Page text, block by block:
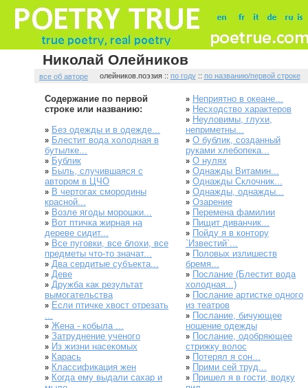
Николай Олейников
все об авторе олейников.поэзия :: по году:: по названию/первой строке
Содержание по первой
строке или названию:
» Без одежды и в одежде...
» Блестит вода холодная в
бутылке...
» Бублик
» Быль, случившаяся с
автором в ЦЧО
» В чертогах смородины
красной...
» Возле ягоды морошки...
» Вот птичка жирная на
дереве сидит...
» Все пуговки, все блохи, все
предметы что-то значат...
» Два сердитые субъекта...
» Деве
» Дружба как результат
вымогательства
» Если птичке хвост отрезать
...
» Жена - кобыла ...
» Затруднение ученого
» Из жизни насекомых
» Карась
» Классификация жен
» Когда ему выдали сахар и
» Неприятно в океане...
» Несходство характеров
» Неуловимы, глухи,
неприметны...
» О бублик, созданный
руками хлебопека...
» О нулях
» Однажды Витамин...
» Однажды Склочник...
» Однажды, однажды...
» Озарение
» Перемена фамилии
» Пищит диванчик...
» Пойду я в контору
`Известий`...
» Половых излишеств
бремя...
» Послание (Блестит вода
холодная...)
» Послание артистке одного
из театров
» Послание, бичующее
ношение одежды
» Послание, одобряющее
стрижку волос
» Потерял я сон...
» Прими сей труд...
» Пришел я в гости, водку